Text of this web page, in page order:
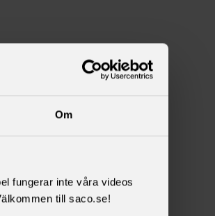
Om
fungerar inte våra videos
till saco.se!